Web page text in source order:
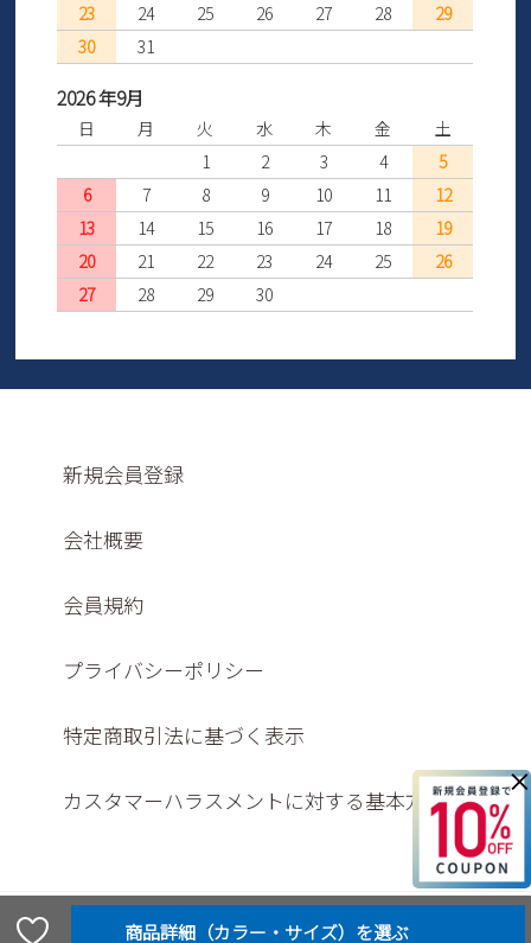
×
23
24 25 26 27 28
29
30
31
2026 年9月
日 月 火 水 木 金
土
1
2 3 4
5
6
7 8 9 10 11
12
13
14 15 16 17 18
19
20
21 22 23 24 25
26
27
28 29 30
新規会員登録
会社概要
会員規約
プライバシーポリシー
特定商取引法に基づく表示
カスタマーハラスメントに対する基本方針
© Washington shoe store co., ltd,